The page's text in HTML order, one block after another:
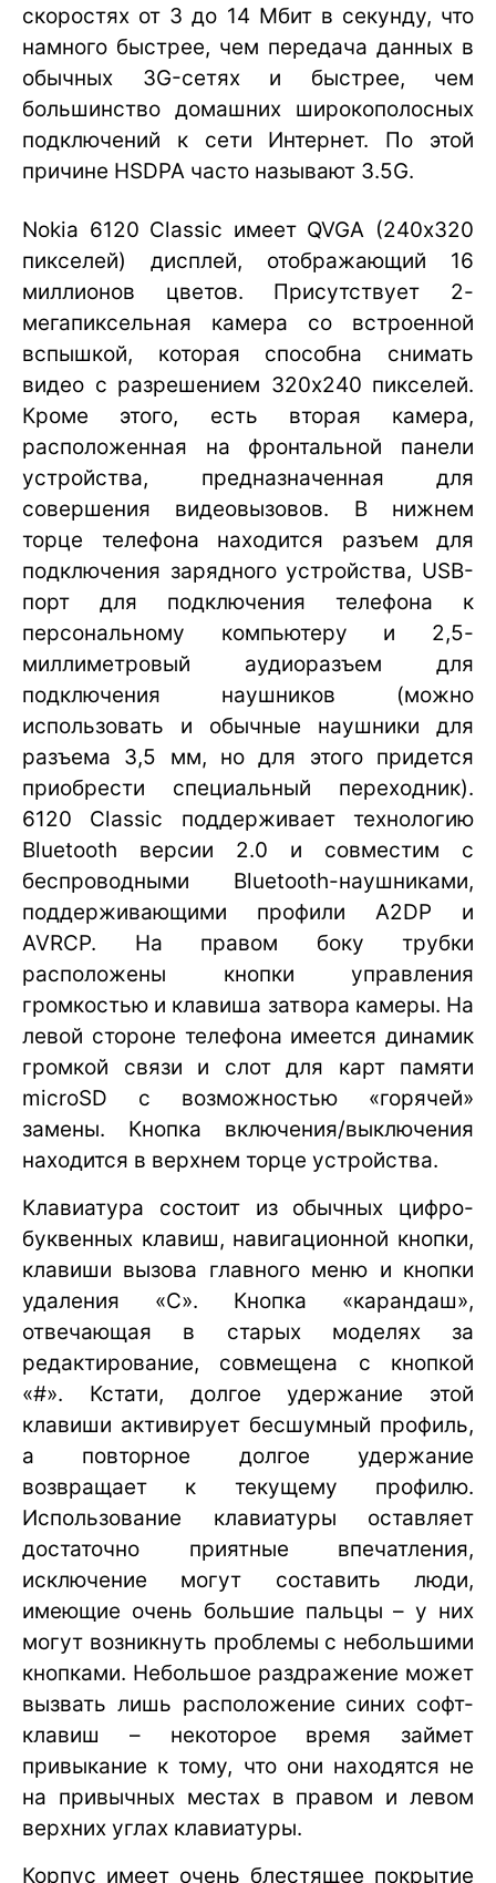
скоростях от 3 до 14 Мбит в секунду, что
намного быстрее, чем передача данных в
обычных 3G-сетях и быстрее, чем
большинство домашних широкополосных
подключений к сети Интернет. По этой
причине HSDPA часто называют 3.5G.
Nokia 6120 Classic имеет QVGA (240х320
пикселей) дисплей, отображающий 16
миллионов цветов. Присутствует 2-
мегапиксельная камера со встроенной
вспышкой, которая способна снимать
видео с разрешением 320х240 пикселей.
Кроме этого, есть вторая камера,
расположенная на фронтальной панели
устройства, предназначенная для
совершения видеовызовов. В нижнем
торце телефона находится разъем для
подключения зарядного устройства, USB-
порт для подключения телефона к
персональному компьютеру и 2,5-
миллиметровый аудиоразъем для
подключения наушников (можно
использовать и обычные наушники для
разъема 3,5 мм, но для этого придется
приобрести специальный переходник).
6120 Classic поддерживает технологию
Bluetooth версии 2.0 и совместим с
беспроводными Bluetooth-наушниками,
поддерживающими профили A2DP и
AVRCP. На правом боку трубки
расположены кнопки управления
громкостью и клавиша затвора камеры. На
левой стороне телефона имеется динамик
громкой связи и слот для карт памяти
microSD с возможностью «горячей»
замены. Кнопка включения/выключения
находится в верхнем торце устройства.
Клавиатура состоит из обычных цифро-
буквенных клавиш, навигационной кнопки,
клавиши вызова главного меню и кнопки
удаления «С». Кнопка «карандаш»,
отвечающая в старых моделях за
редактирование, совмещена с кнопкой
«#». Кстати, долгое удержание этой
клавиши активирует бесшумный профиль,
а повторное долгое удержание
возвращает к текущему профилю.
Использование клавиатуры оставляет
достаточно приятные впечатления,
исключение могут составить люди,
имеющие очень большие пальцы – у них
могут возникнуть проблемы с небольшими
кнопками. Небольшое раздражение может
вызвать лишь расположение синих софт-
клавиш – некоторое время займет
привыкание к тому, что они находятся не
на привычных местах в правом и левом
верхних углах клавиатуры.
Корпус имеет очень блестящее покрытие